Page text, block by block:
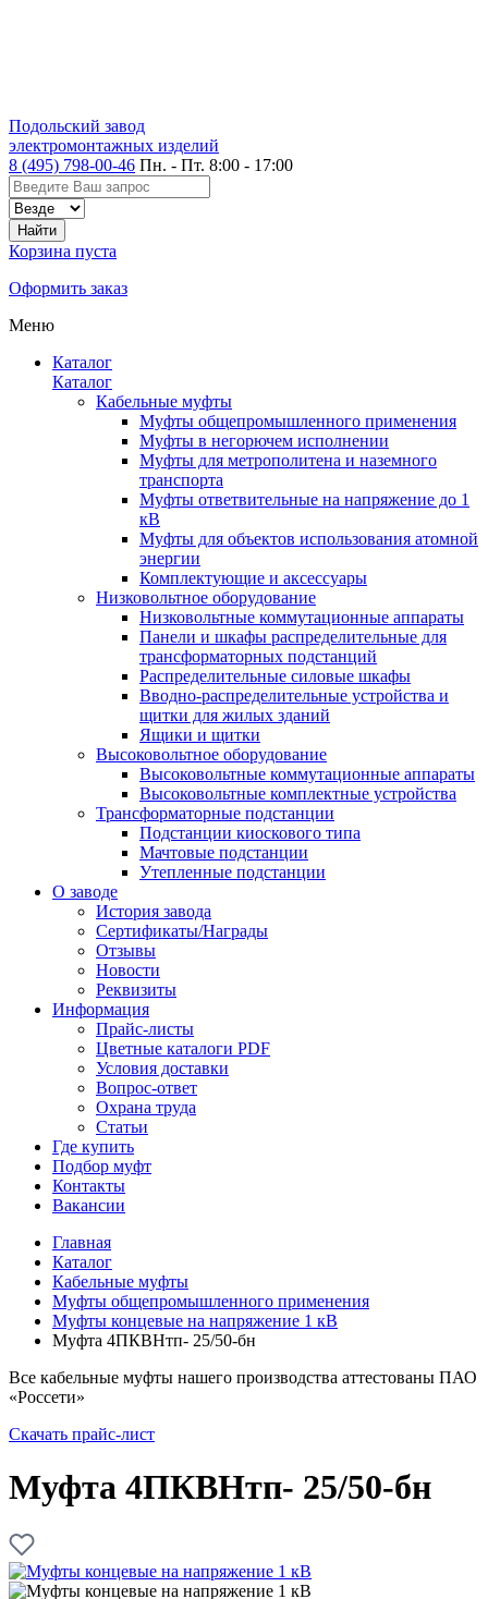
Подольский завод
электромонтажных изделий
8 (495) 798-00-46 Пн. - Пт. 8:00 - 17:00
Корзина пуста
Оформить заказ
Меню
Каталог
Каталог
Кабельные муфты
Муфты общепромышленного применения
Муфты в негорючем исполнении
Муфты для метрополитена и наземного
транспорта
Муфты ответвительные на напряжение до 1
кВ
Муфты для объектов использования атомной
энергии
Комплектующие и аксессуары
Низковольтное оборудование
Низковольтные коммутационные аппараты
Панели и шкафы распределительные для
трансформаторных подстанций
Распределительные силовые шкафы
Вводно-распределительные устройства и
щитки для жилых зданий
Ящики и щитки
Высоковольтное оборудование
Высоковольтные коммутационные аппараты
Высоковольтные комплектные устройства
Трансформаторные подстанции
Подстанции киоскового типа
Мачтовые подстанции
Утепленные подстанции
О заводе
История завода
Сертификаты/Награды
Отзывы
Новости
Реквизиты
Информация
Прайс-листы
Цветные каталоги PDF
Условия доставки
Вопрос-ответ
Охрана труда
Статьи
Где купить
Подбор муфт
Контакты
Вакансии
Главная
Каталог
Кабельные муфты
Муфты общепромышленного применения
Муфты концевые на напряжение 1 кВ
Муфта 4ПКВНтп- 25/50-бн
Все кабельные муфты нашего производства аттестованы ПАО
«Россети»
Скачать прайс-лист
Муфта 4ПКВНтп- 25/50-бн